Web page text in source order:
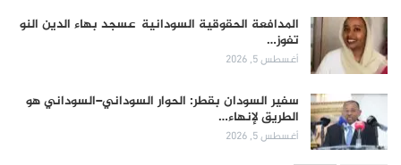
المدافعة الحقوقية السودانية عسجد بهاء الدين النو
تفوز…
أغسطس 5, 2026
سفير السودان بقطر: الحوار السوداني–السوداني هو
الطريق لإنهاء…
أغسطس 5, 2026